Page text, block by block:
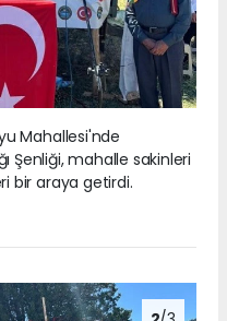
Mahallesi'nde
Şenliği, mahalle sakinleri
bir araya getirdi.